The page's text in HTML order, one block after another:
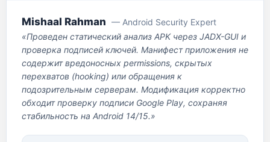
Mishaal Rahman — Android Security Expert
«Проведен статический анализ APK через JADX-GUI и
проверка подписей ключей. Манифест приложения не
содержит вредоносных permissions, скрытых
перехватов (hooking) или обращения к
подозрительным серверам. Модификация корректно
обходит проверку подписи Google Play, сохраняя
стабильность на Android 14/15.»